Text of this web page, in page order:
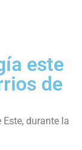
este
de
durante la